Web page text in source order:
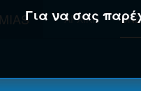
Για να σας
ΑΡΧΙΚΉ